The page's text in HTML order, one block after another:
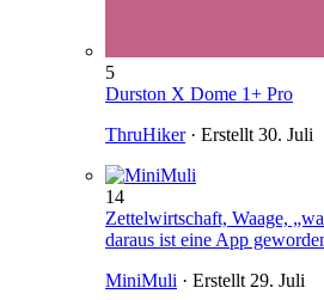
5
Durston X Dome 1+ Pro
ThruHiker· Erstellt 30. Juli
14
Zettelwirtschaft, Waage,
daraus ist eine App
MiniMuli · Erstellt 29. Juli